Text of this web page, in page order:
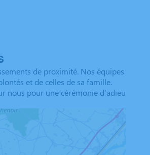
de proximité. Nos équipes
et de celles de sa famille.
nous pour une cérémonie d'adieu